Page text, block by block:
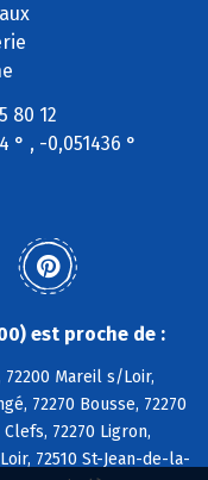
80 12
° , -0,051436 °
est proche de :
72200 Mareil s/Loir,
72270 Bousse, 72270
72270 Ligron,
72510 St-Jean-de-la-